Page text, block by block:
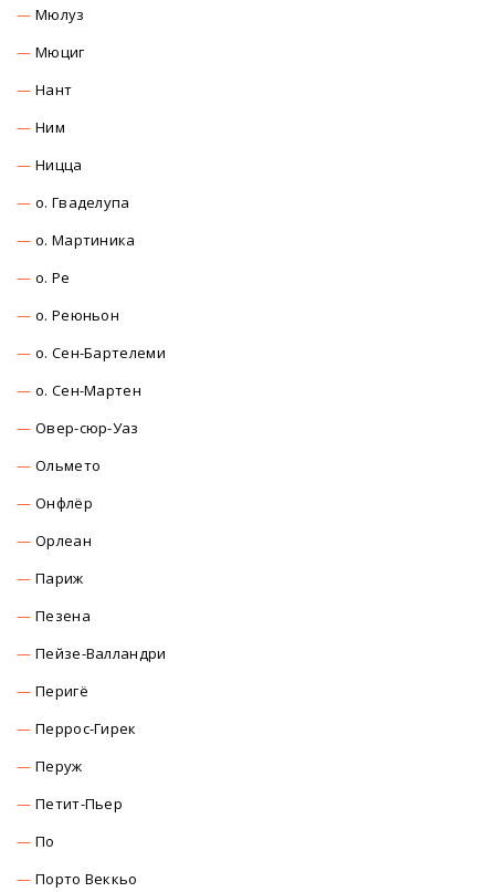
Мюлуз
Мюциг
Нант
Ним
Ницца
о. Гваделупа
о. Мартиника
о. Ре
о. Реюньон
о. Сен-Бартелеми
о. Сен-Мартен
Овер-сюр-Уаз
Ольмето
Онфлёр
Орлеан
Париж
Пезена
Пейзе-Валландри
Перигё
Перрос-Гирек
Перуж
Петит-Пьер
По
Порто Веккьо